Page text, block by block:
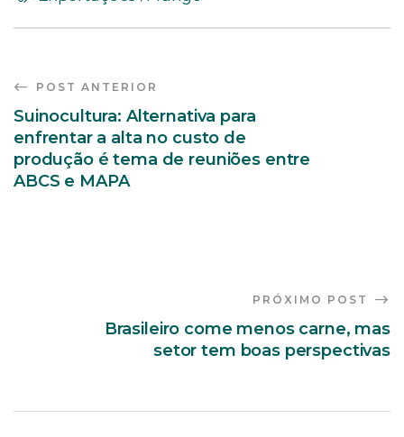
POST ANTERIOR
Suinocultura: Alternativa para
enfrentar a alta no custo de
produção é tema de reuniões entre
ABCS e MAPA
PRÓXIMO POST
Brasileiro come menos carne, mas
setor tem boas perspectivas